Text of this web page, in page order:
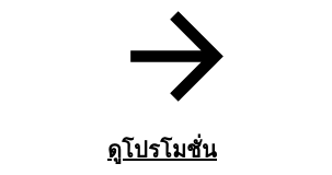
ดูโปรโมชั่น